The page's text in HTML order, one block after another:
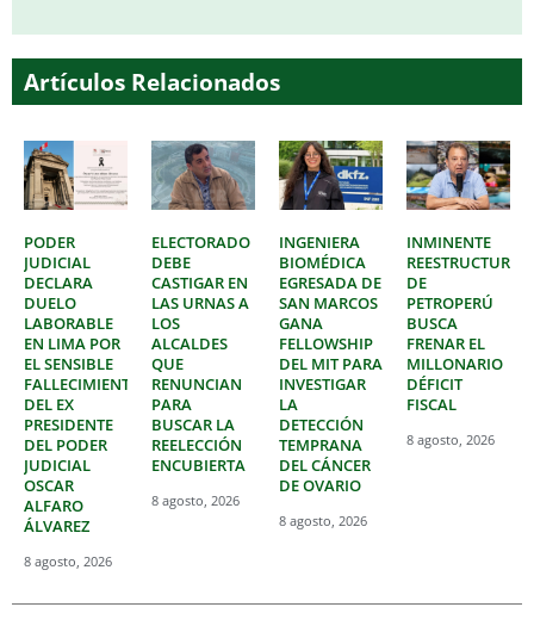
Artículos Relacionados
PODER
JUDICIAL
DECLARA
DUELO
LABORABLE
EN LIMA POR
EL SENSIBLE
FALLECIMIENTO
DEL EX
PRESIDENTE
DEL PODER
JUDICIAL
OSCAR
ALFARO
ÁLVAREZ
8 agosto, 2026
ELECTORADO
DEBE
CASTIGAR EN
LAS URNAS A
LOS
ALCALDES
QUE
RENUNCIAN
PARA
BUSCAR LA
REELECCIÓN
ENCUBIERTA
8 agosto, 2026
INGENIERA
BIOMÉDICA
EGRESADA DE
SAN MARCOS
GANA
FELLOWSHIP
DEL MIT PARA
INVESTIGAR
LA
DETECCIÓN
TEMPRANA
DEL CÁNCER
DE OVARIO
8 agosto, 2026
INMINENTE
DE
PETROPERÚ
BUSCA
FRENAR EL
MILLONARIO
DÉFICIT
FISCAL
8 agosto, 2026